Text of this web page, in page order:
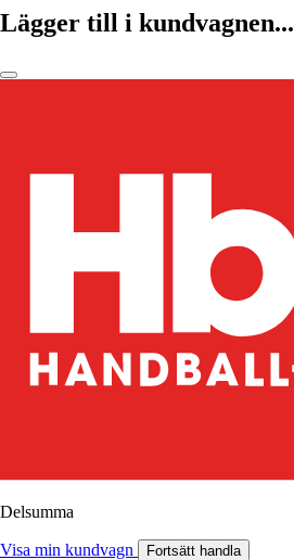
Lägger till i kundvagnen...
Delsumma
Visa min kundvagn Fortsätt handla